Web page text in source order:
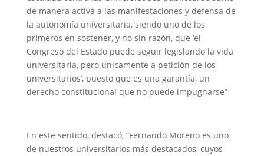
de manera activa a las manifestaciones y defensa de
la autonomía universitaria, siendo uno de los
primeros en sostener, y no sin razón, que ‘el
Congreso del Estado puede seguir legislando la vida
universitaria, pero únicamente a petición de los
universitarios’, puesto que es una garantía, un
derecho constitucional que no puede impugnarse”
En este sentido, destacó, “Fernando Moreno es uno
de nuestros universitarios más destacados, cuyos